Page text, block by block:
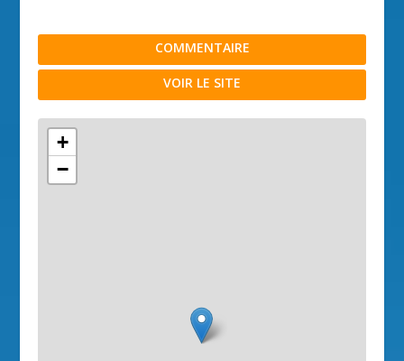
COMMENTAIRE
VOIR LE SITE
+
−